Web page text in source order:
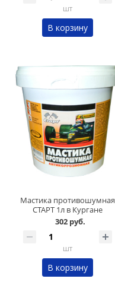
шт
В корзину
Мастика противошумная
СТАРТ 1л в Кургане
302 руб.
шт
В корзину